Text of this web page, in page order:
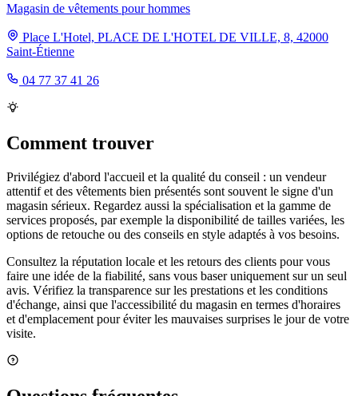
Magasin de vêtements pour hommes
Place L'Hotel, PLACE DE L'HOTEL DE VILLE, 8, 42000
Saint-Étienne
04 77 37 41 26
Comment trouver
Privilégiez d'abord l'accueil et la qualité du conseil : un vendeur
attentif et des vêtements bien présentés sont souvent le signe d'un
magasin sérieux. Regardez aussi la spécialisation et la gamme de
services proposés, par exemple la disponibilité de tailles variées, les
options de retouche ou des conseils en style adaptés à vos besoins.
Consultez la réputation locale et les retours des clients pour vous
faire une idée de la fiabilité, sans vous baser uniquement sur un seul
avis. Vérifiez la transparence sur les prestations et les conditions
d'échange, ainsi que l'accessibilité du magasin en termes d'horaires
et d'emplacement pour éviter les mauvaises surprises le jour de votre
visite.